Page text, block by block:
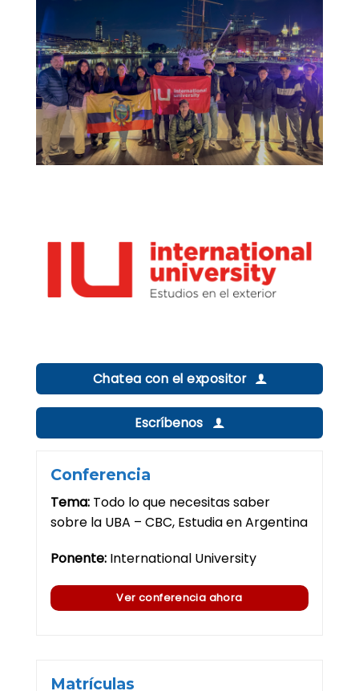
Chatea con el expositor
Escríbenos
Conferencia
Tema: Todo lo que necesitas saber
sobre la UBA – CBC, Estudia en Argentina
Ponente: International University
Ver conferencia ahora
Matrículas